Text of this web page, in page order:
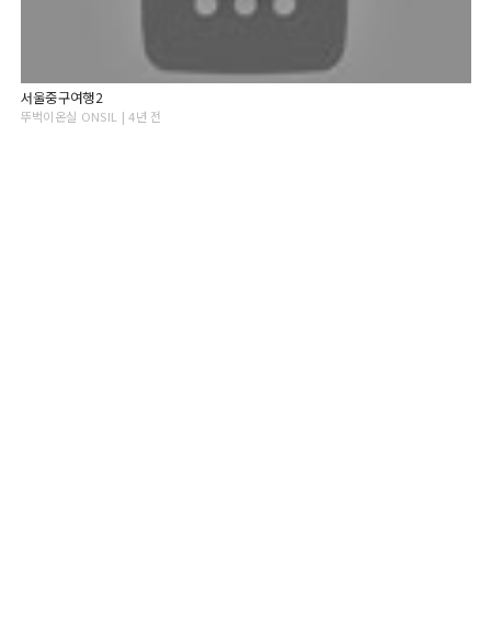
서울중구여행2
뚜벅이온실 ONSIL | 4년 전